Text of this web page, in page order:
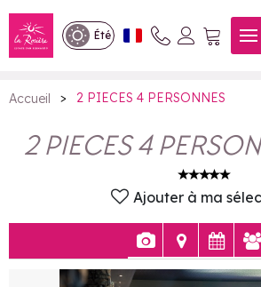
Été
2 PIECES 4
Accueil > 2 PIECES 4 PERSONNES
2 PIECES 4
Ajouter à ma